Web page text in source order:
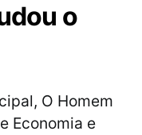
o
O Homem
Economia e